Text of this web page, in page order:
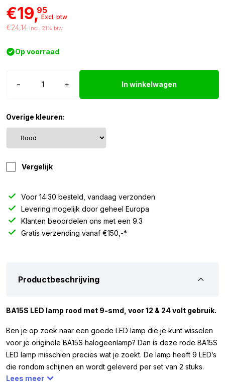
€19,95
Excl. btw
€24,14 Incl. 21% btw
Op voorraad
−
LED
10/30V
2
aantal
+ In winkelwagen
Overige kleuren:
Vergelijk
Voor 14:30 besteld, vandaag verzonden
Levering mogelijk door geheel Europa
Klanten beoordelen ons met een 9.3
Gratis verzending vanaf €150,-*
Productbeschrijving
BA15S LED lamp rood met 9-smd, voor 12 & 24 volt gebruik.
Ben je op zoek naar een goede LED lamp die je kunt wisselen
voor je originele BA15S halogeenlamp? Dan is deze rode BA15S
LED lamp misschien precies wat je zoekt. De lamp heeft 9 LED’s
die rondom schijnen en wordt geleverd per set van 2 stuks.
Dankzij de 9 LED’s krijg je een lichtopbrengst vergelijkbaar met
Lees meer